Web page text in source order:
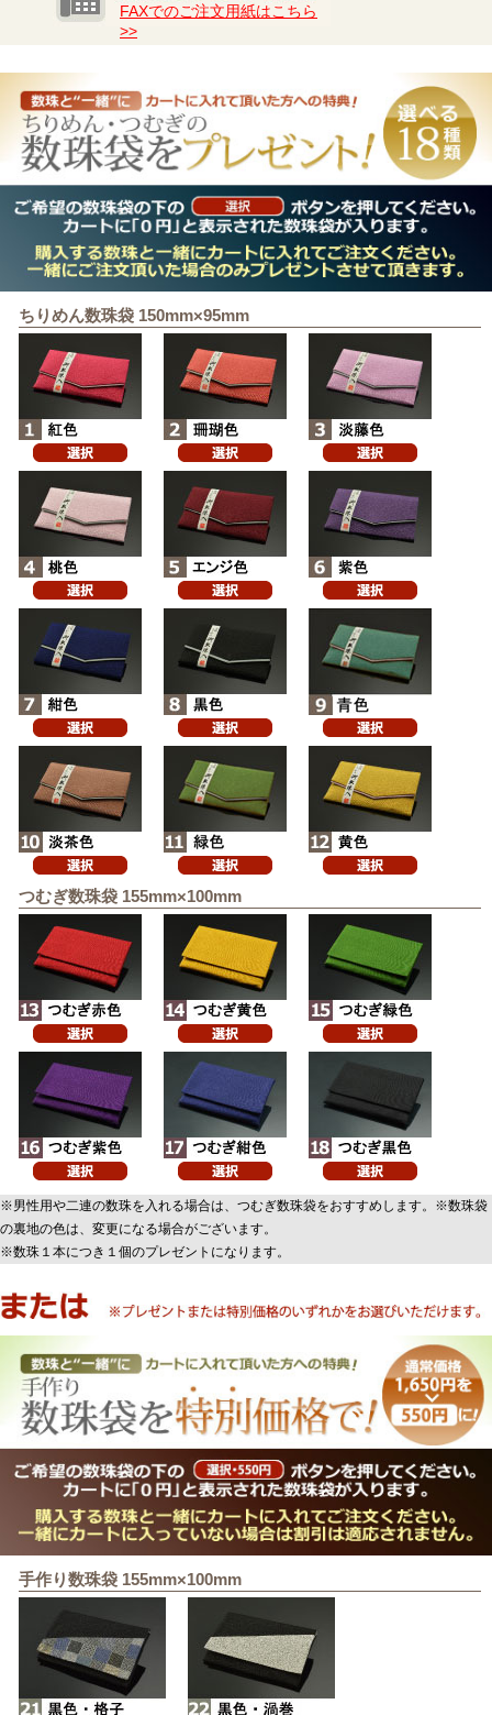
FAXでのご注文用紙はこちら
>>
ちりめん数珠袋 150mm×95mm
つむぎ数珠袋 155mm×100mm
※男性用や二連の数珠を入れる場合は、つむぎ数珠袋をおすすめします。※数珠袋
の裏地の色は、変更になる場合がございます。
※数珠１本につき１個のプレゼントになります。
手作り数珠袋 155mm×100mm